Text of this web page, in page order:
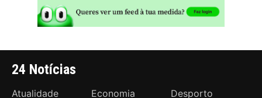
24 Notícias
Atualidade Economia Desporto